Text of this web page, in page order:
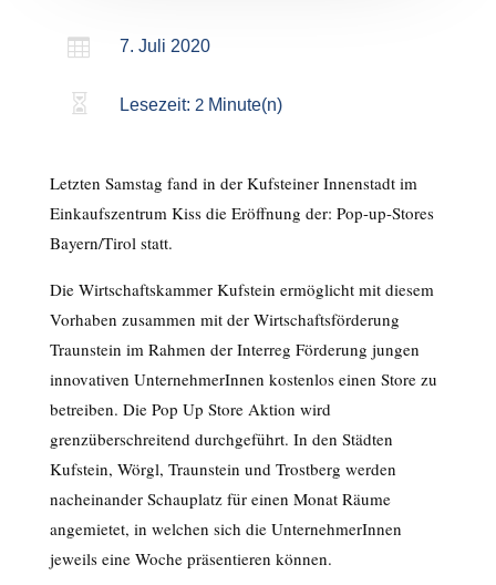
 7. Juli 2020
 Lesezeit: 2 Minute(n)
Letzten Samstag fand in der Kufsteiner Innenstadt im
Einkaufszentrum Kiss die Eröffnung der: Pop-up-Stores
Bayern/Tirol statt.
Die Wirtschaftskammer Kufstein ermöglicht mit diesem
Vorhaben zusammen mit der Wirtschaftsförderung
Traunstein im Rahmen der Interreg Förderung jungen
innovativen UnternehmerInnen kostenlos einen Store zu
betreiben. Die Pop Up Store Aktion wird
grenzüberschreitend durchgeführt. In den Städten
Kufstein, Wörgl, Traunstein und Trostberg werden
nacheinander Schauplatz für einen Monat Räume
angemietet, in welchen sich die UnternehmerInnen
jeweils eine Woche präsentieren können.